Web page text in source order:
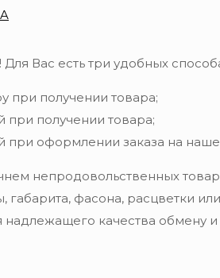
Вас есть три удобных
при получении товара;
при получении товара;
при оформлении заказа на
непродовольственных
габарита, фасона, расцветки
качества обмену и